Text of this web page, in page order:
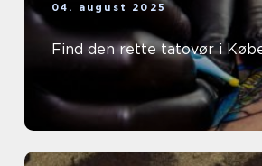
04. august 2025
Find den rette tatovør i